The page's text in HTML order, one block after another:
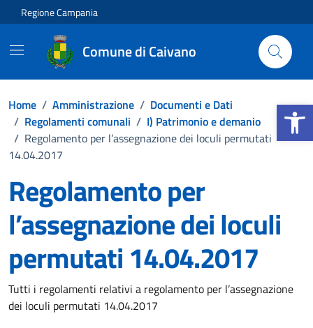
Apri la
Vai ai contenuti
Vai al footer
Regione Campania
Comune di Caivano
Home / Amministrazione / Documenti e Dati
/ Regolamenti comunali / I) Patrimonio e demanio
/ Regolamento per l’assegnazione dei loculi permutati
14.04.2017
Regolamento per
l’assegnazione dei loculi
permutati 14.04.2017
Dettagli del documento
Tutti i regolamenti relativi a regolamento per l’assegnazione
dei loculi permutati 14.04.2017